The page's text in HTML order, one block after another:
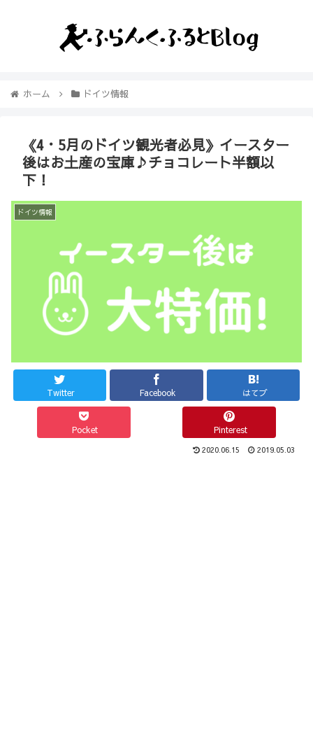
ホーム ドイツ情報
《4・5月のドイツ観光者必見》イースター
後はお土産の宝庫♪チョコレート半額以
下！
ドイツ情報
Twitter Facebook はてブ
Pocket Pinterest
2020.06.15 2019.05.03